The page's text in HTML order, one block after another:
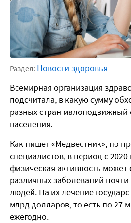
Раздел: Новости здоровья
Всемирная организация
подсчитала, в какую сумму
разных стран малоподвижный
населения.
Как пишет «Медвестник», по
специалистов, в период с
физическая активность может
различных заболеваний
людей. На их лечение
млрд долларов, то есть по 27
ежегодно.